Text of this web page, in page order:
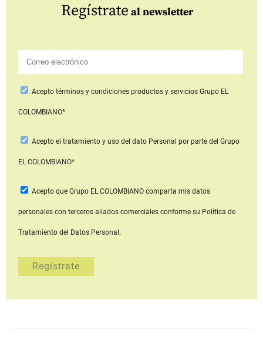
Regístrate al newsletter
Aceptotérminos y condiciones productos y serviciosGrupo EL
COLOMBIANO*
Acepto el tratamiento y uso del dato Personal por parte del Grupo
EL COLOMBIANO*
Acepto que Grupo EL COLOMBIANOcomparta mis datos
personales con terceros aliados comerciales conforme su Política de
Tratamiento del Datos Personal.